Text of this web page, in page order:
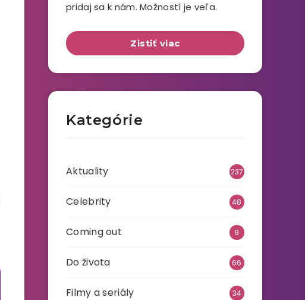
pridaj sa k nám. Možností je veľa.
Zistiť viac
Kategórie
Aktuality 237
Celebrity 48
Coming out 9
Do života 66
Filmy a seriály 34